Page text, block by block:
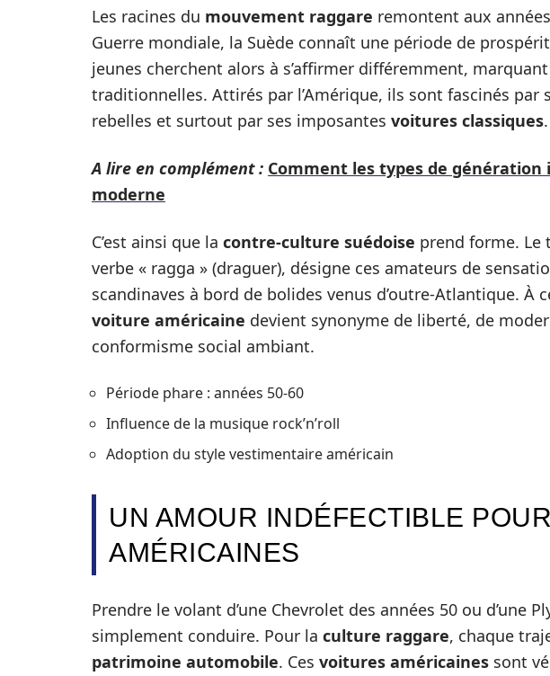
Les racines du mouvement raggare remontent aux
Guerre mondiale, la Suède connaît une période de
jeunes cherchent alors à s’affirmer différemment,
traditionnelles. Attirés par l’Amérique, ils sont fascinés par
rebelles et surtout par ses imposantes voitures classiques.
A lire en complément : Comment les types de
moderne
C’est ainsi que la contre-culture suédoise prend forme. Le
verbe « ragga » (draguer), désigne ces amateurs de
scandinaves à bord de bolides venus d’outre-Atlantique. À
voiture américaine devient synonyme de liberté, de
conformisme social ambiant.
Période phare : années 50-60
Influence de la musique rock’n’roll
Adoption du style vestimentaire américain
UN AMOUR INDÉFECTIBLE
AMÉRICAINES
Prendre le volant d’une Chevrolet des années 50 ou d’une
simplement conduire. Pour la culture raggare, chaque
patrimoine automobile. Ces voitures américaines sont